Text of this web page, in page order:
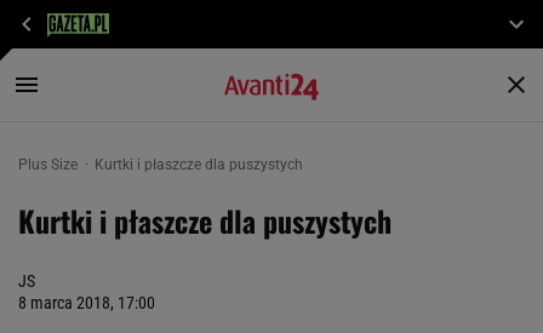
Plus Size Kurtki i płaszcze dla puszystych
Kurtki i płaszcze dla puszystych
JS
8 marca 2018, 17:00